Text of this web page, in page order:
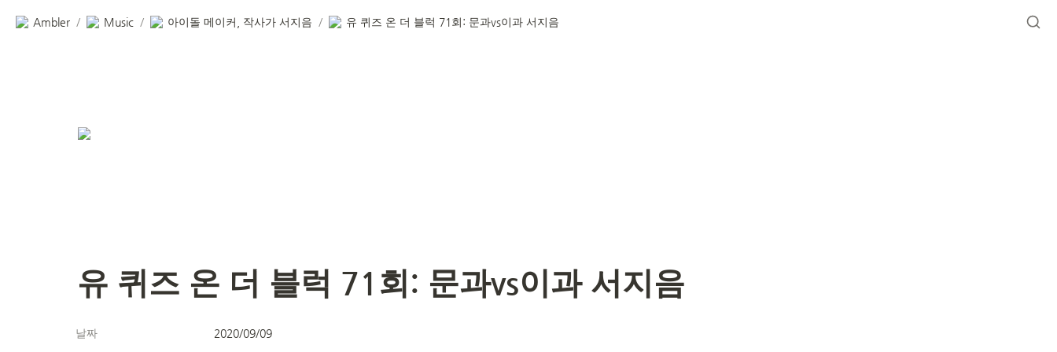
Ambler / Music / 아이돌 메이커, 작사가 서지음 / 유 퀴즈 온 더 블럭 71회: 문과vs이과 서지음
유 퀴즈 온 더 블럭 71회: 문과vs이과 서지음
날짜 2020/09/09